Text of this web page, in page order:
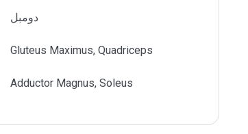
دومبل
Gluteus Maximus, Quadriceps
Adductor Magnus, Soleus